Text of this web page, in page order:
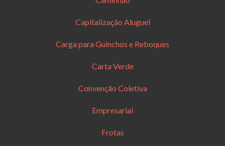
Capitalização Aluguel
Carga para Guinchos e Reboques
Carta Verde
Convenção Coletiva
Empresarial
Frotas